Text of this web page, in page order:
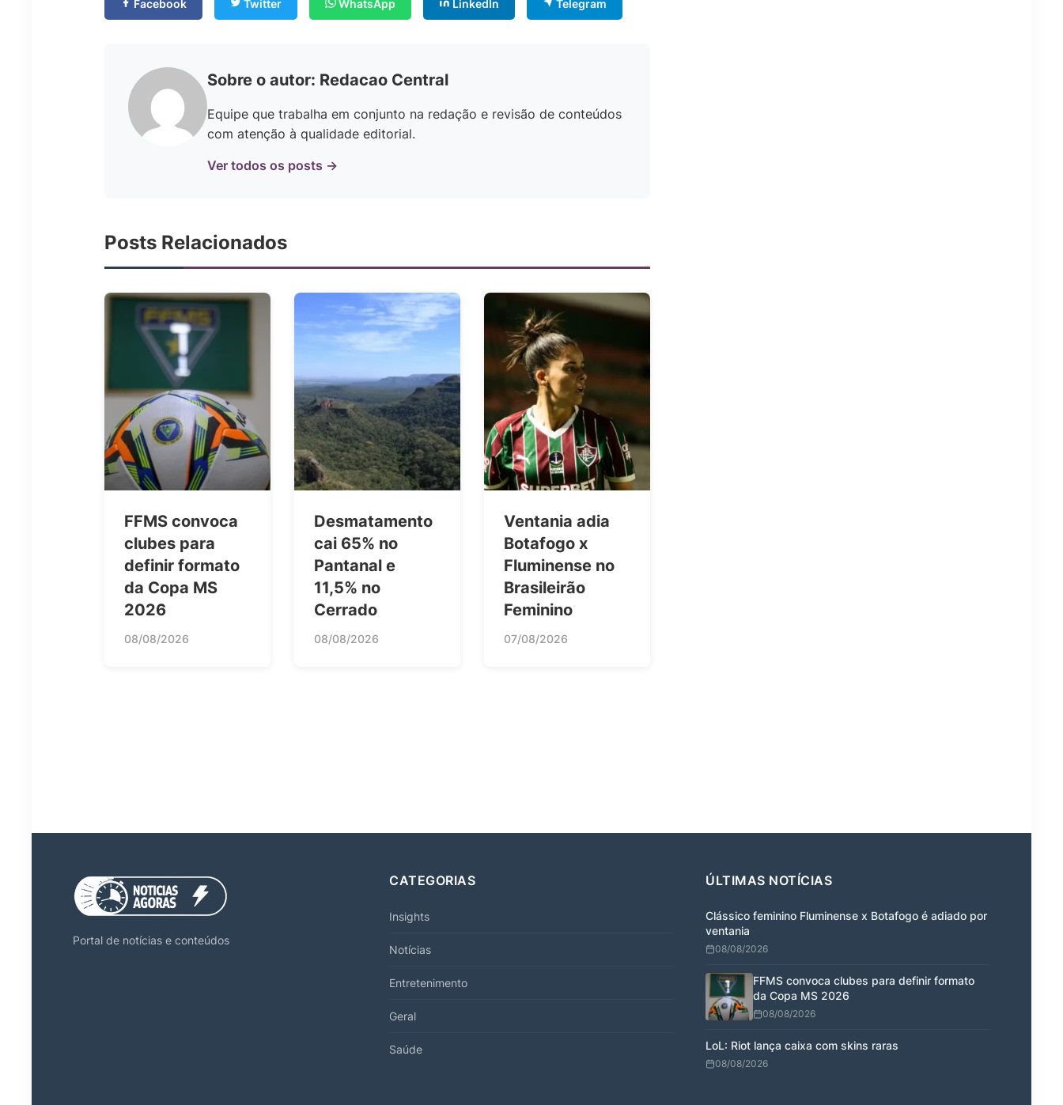
Facebook Twitter WhatsApp LinkedIn Telegram
Sobre o autor: Redacao Central
Equipe que trabalha em conjunto na redação e revisão de conteúdos
com atenção à qualidade editorial.
Ver todos os posts →
Posts Relacionados
FFMS convoca
clubes para
definir formato
da Copa MS
2026
08/08/2026
Desmatamento
cai 65% no
Pantanal e
11,5% no
Cerrado
08/08/2026
Ventania adia
Botafogo x
Fluminense no
Brasileirão
Feminino
07/08/2026
Portal de notícias e conteúdos
CATEGORIAS
Insights
Notícias
Entretenimento
Geral
Saúde
ÚLTIMAS NOTÍCIAS
Clássico feminino Fluminense x Botafogo é adiado por
ventania
08/08/2026
FFMS convoca clubes para definir formato
da Copa MS 2026
08/08/2026
LoL: Riot lança caixa com skins raras
08/08/2026